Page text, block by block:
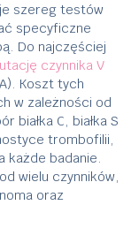
szereg testów
specyficzne
Do najczęściej
czynnika V
Koszt tych
w zależności od
białka C, białka S
trombofilii,
każde badanie.
wielu czynników,
oraz